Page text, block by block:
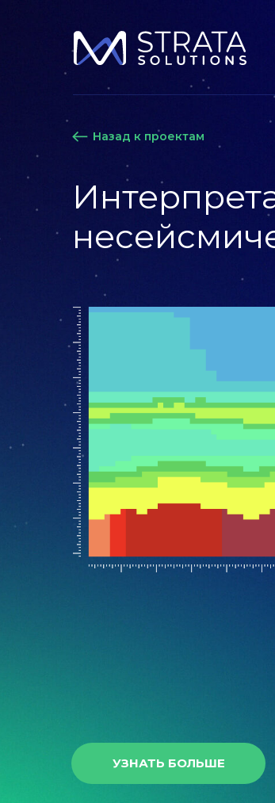
Назад к проектам
УЗНАТЬ БОЛЬШЕ